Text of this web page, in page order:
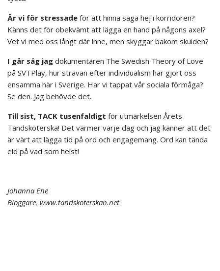
Är vi för stressade för att hinna säga hej i korridoren?
Känns det för obekvämt att lägga en hand på någons axel?
Vet vi med oss långt där inne, men skyggar bakom skulden?
I går såg jag dokumentären The Swedish Theory of Love
på SVTPlay, hur strävan efter individualism har gjort oss
ensamma här i Sverige. Har vi tappat vår sociala förmåga?
Se den. Jag behövde det.
Till sist, TACK tusenfaldigt för utmärkelsen Årets
Tandsköterska! Det värmer varje dag och jag känner att det
är värt att lägga tid på ord och engagemang. Ord kan tända
eld på vad som helst!
Johanna Ene
Bloggare, www.tandskoterskan.net